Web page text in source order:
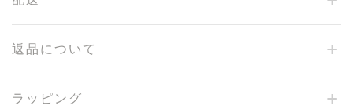
返品について
ラッピング